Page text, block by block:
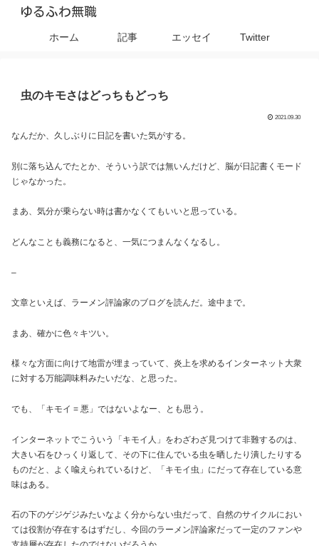
ゆるふわ無職
ホーム 記事 エッセイ Twitter
虫のキモさはどっちもどっち
2021.09.30
なんだか、久しぶりに日記を書いた気がする。
別に落ち込んでたとか、そういう訳では無いんだけど、脳が日記書くモード
じゃなかった。
まあ、気分が乗らない時は書かなくてもいいと思っている。
どんなことも義務になると、一気につまんなくなるし。
–
文章といえば、ラーメン評論家のブログを読んだ。途中まで。
まあ、確かに色々キツい。
様々な方面に向けて地雷が埋まっていて、炎上を求めるインターネット大衆
に対する万能調味料みたいだな、と思った。
でも、「キモイ = 悪」ではないよなー、とも思う。
インターネットでこういう「キモイ人」をわざわざ見つけて非難するのは、
大きい石をひっくり返して、その下に住んでいる虫を晒したり潰したりする
ものだと、よく喩えられているけど、「キモイ虫」にだって存在している意
味はある。
石の下のゲジゲジみたいなよく分からない虫だって、自然のサイクルにおい
ては役割が存在するはずだし、今回のラーメン評論家だって一定のファンや